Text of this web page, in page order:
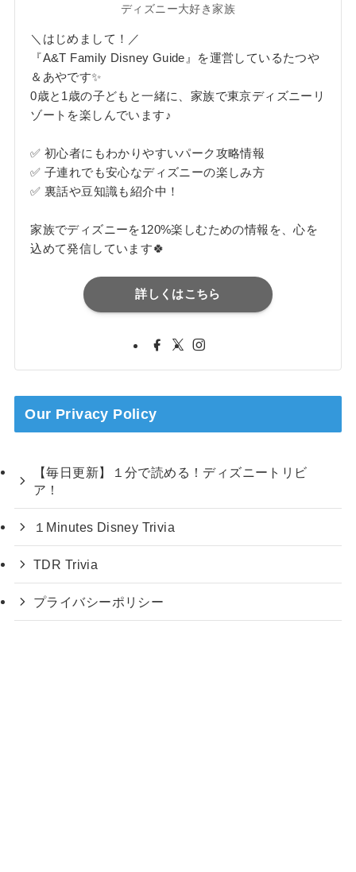
ディズニー大好き家族
＼はじめまして！／
『A&T Family Disney Guide』を運営しているたつや
＆あやです✨
0歳と1歳の子どもと一緒に、家族で東京ディズニーリ
ゾートを楽しんでいます♪
✅ 初心者にもわかりやすいパーク攻略情報
✅ 子連れでも安心なディズニーの楽しみ方
✅ 裏話や豆知識も紹介中！
家族でディズニーを120%楽しむための情報を、心を
込めて発信しています🍀
詳しくはこちら
Our Privacy Policy
【毎日更新】１分で読める！ディズニートリビ
ア！
１Minutes Disney Trivia
TDR Trivia
プライバシーポリシー